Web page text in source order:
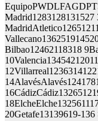
Bilbao12462118318
20Getafe13139619-